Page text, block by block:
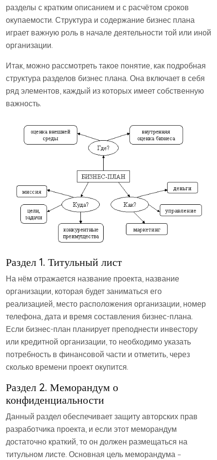
разделы с кратким описанием и с расчётом сроков
окупаемости. Структура и содержание бизнес плана
играет важную роль в начале деятельности той или иной
организации.
Итак, можно рассмотреть такое понятие, как подробная
структура разделов бизнес плана. Она включает в себя
ряд элементов, каждый из которых имеет собственную
важность.
Раздел 1. Титульный лист
На нём отражается название проекта, название
организации, которая будет заниматься его
реализацией, место расположения организации, номер
телефона, дата и время составления бизнес-плана.
Если бизнес-план планирует преподнести инвестору
или кредитной организации, то необходимо указать
потребность в финансовой части и отметить, через
сколько времени проект окупится.
Раздел 2. Меморандум о
конфиденциальности
Данный раздел обеспечивает защиту авторских прав
разработчика проекта, и если этот меморандум
достаточно краткий, то он должен размещаться на
титульном листе. Основная цель меморандума –